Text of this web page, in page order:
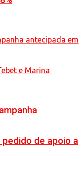
de apoio a